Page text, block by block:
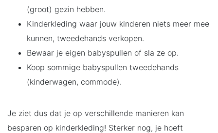
(groot) gezin hebben.
Kinderkleding waar jouw kinderen niets meer mee
kunnen, tweedehands verkopen.
Bewaar je eigen babyspullen of sla ze op.
Koop sommige babyspullen tweedehands
(kinderwagen, commode).
Je ziet dus dat je op verschillende manieren kan
besparen op kinderkleding! Sterker nog, je hoeft